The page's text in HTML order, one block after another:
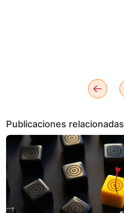
Publicaciones relacionadas